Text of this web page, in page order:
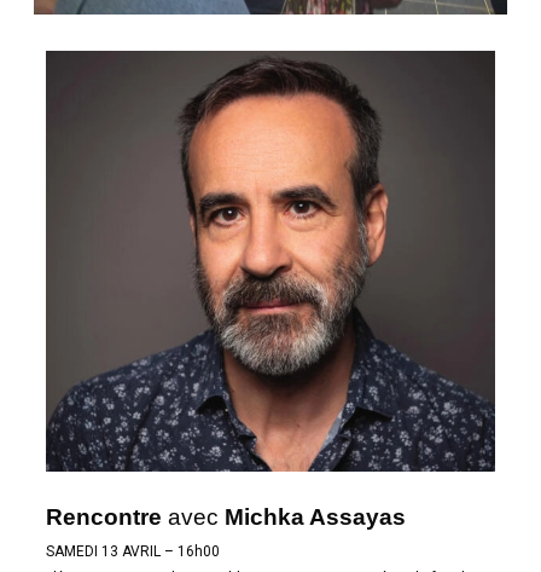
Rencontre avec Michka Assayas
SAMEDI 13 AVRIL – 16h00